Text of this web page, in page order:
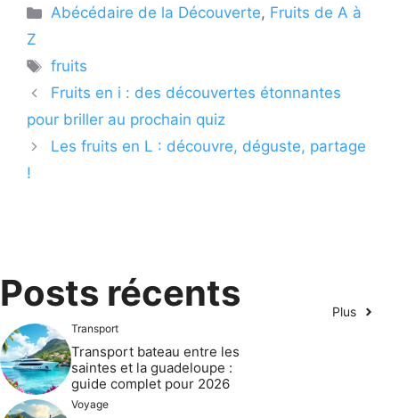
Catégories
Abécédaire de la Découverte, Fruits de A à
Z
Étiquettes
fruits
Fruits en i : des découvertes étonnantes
pour briller au prochain quiz
Les fruits en L : découvre, déguste, partage
!
Posts récents Plus
Transport
Transport bateau entre les
saintes et la guadeloupe :
guide complet pour 2026
Voyage